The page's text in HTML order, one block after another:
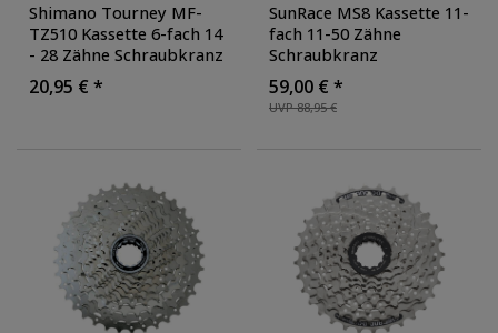
Shimano Tourney MF-
TZ510 Kassette 6-fach 14
- 28 Zähne Schraubkranz
Ritzelpaket
Schaltkassette MTB
Farbe: braun/schwarz
20,95 € *
SunRace MS8 Kassette 11-
fach 11-50 Zähne
Schraubkranz
Ritzelpaket
Steckkassette MTB
Mountainbike
UVP 88,95 €
59,00 € *